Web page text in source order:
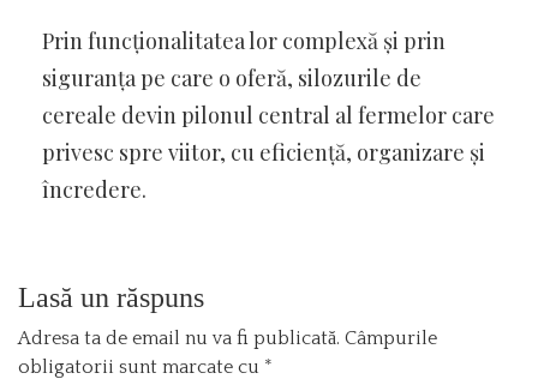
Prin funcționalitatea lor complexă și prin
siguranța pe care o oferă, silozurile de
cereale devin pilonul central al fermelor care
privesc spre viitor, cu eficiență, organizare și
încredere.
Lasă un răspuns
Adresa ta de email nu va fi publicată. Câmpurile
obligatorii sunt marcate cu *